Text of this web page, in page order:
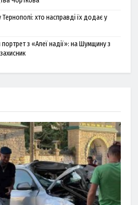
хто насправді їх додає у
портрет з «Алеї надії»: на Шумщину з